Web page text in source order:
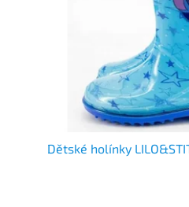
Dětské holínky